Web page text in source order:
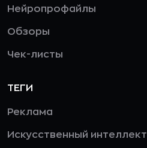
Нейропрофайлы
Обзоры
Чек-листы
ТЕГИ
Реклама
Искусственный интеллект